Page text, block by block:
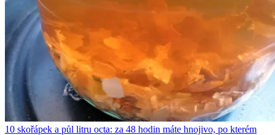
10 skořápek a půl litru octa: za 48 hodin máte hnojivo, po kterém